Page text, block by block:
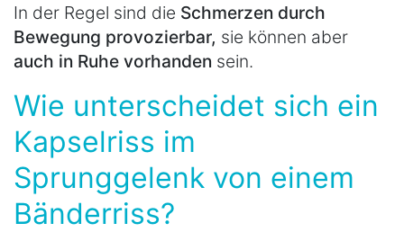
In der Regel sind die Schmerzen durch
Bewegung provozierbar, sie können aber
auch in Ruhe vorhanden sein.
Wie unterscheidet sich ein
Kapselriss im
Sprunggelenk von einem
Bänderriss?